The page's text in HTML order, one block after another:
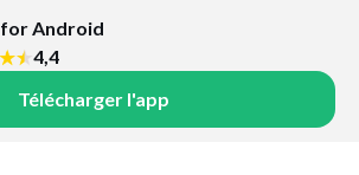
Android
4,4
Télécharger l'app